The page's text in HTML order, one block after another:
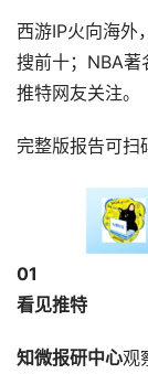
西游IP火向海
搜前十；NBA
推特网友关注。
完整版报告可扫
01
看见推特
知微报研中心观